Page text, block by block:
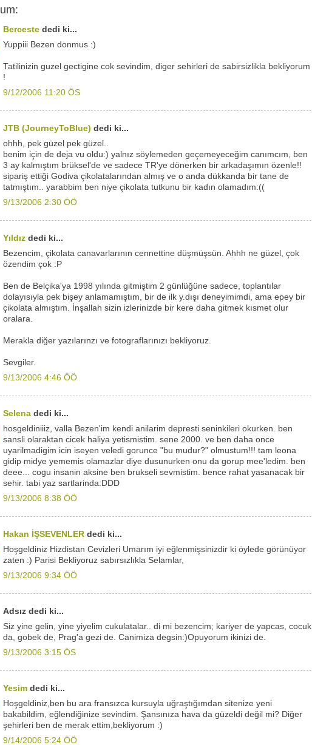
Berceste dedi ki...
Yuppiii Bezen donmus :)
Tatilinizin guzel gectigine cok sevindim, diger sehirleri de sabirsizlikla bekliyorum
!
9/12/2006 11:20 ÖS
JTB (JourneyToBlue) dedi ki...
ohhh, pek güzel pek güzel..
benim için de deja vu oldu:) yalnız söylemeden geçemeyeceğim canımcım, ben
3 ay kalmıştım brüksel'de ve sadece TR'ye dönerken bir arkadaşımın özenle!!
sipariş ettiği Godiva çikolatalarından almış ve o anda dükkanda bir tane de
tatmıştım.. yarabbim ben niye çikolata tutkunu bir kadın olamadım:((
9/13/2006 2:30 ÖÖ
Yıldız dedi ki...
Bezencim, çikolata canavarlarının cennettine düşmüşsün. Ahhh ne güzel, çok
özendim çok :P
Ben de Belçika'ya 1998 yılında gitmiştim 2 günlüğüne sadece, toplantılar
dolayısıyla pek bişey anlamamıştım, bir de ilk y.dışı deneyimimdi, ama epey bir
çikolata almıştım. İnşallah sizin izlerinizde bir kere daha gitmek kısmet olur
oralara.
Merakla diğer yazılarınzı ve fotograflarınızı bekliyoruz.
Sevgiler.
9/13/2006 4:46 ÖÖ
Selena dedi ki...
hosgeldiniiiz, valla Bezen'im kendi anilarim depresti seninkileri okurken. ben
sansli olaraktan cicek haliya yetismistim. sene 2000. ve ben daha once
uyarilmadigim icin iseyen veledi gorunce "bu mudur?" olmustum!!! tam leona
gidip midye yememis olamazlar diye dusunurken onu da gorup mee'ledim. ben
deee... cogu insanin aksine ben brukseli sevmistim. bence rahat yasanacak bir
sehir. tabi yaz sartlarinda:DDD
9/13/2006 8:38 ÖÖ
Hakan İŞSEVENLER dedi ki...
Hoşgeldiniz Hizdistan Cevizleri Umarım iyi eğlenmişsinizdir ki öylede görünüyor
zaten :) Parisi Bekliyoruz sabırsızlıkla Selamlar,
9/13/2006 9:34 ÖÖ
Adsız dedi ki...
Siz yine gelin, yine yiyelim cukulatalar.. di mi bezencim; kariyer de yapcas, cocuk
da, gobek de, Prag'a gezi de. Canimiza degsin:)Opuyorum ikinizi de.
9/13/2006 3:15 ÖS
Yesim dedi ki...
Hoşgeldiniz,ben bu ara fransızca kursuyla uğraştığımdan sitenize yeni
bakabildim, eğlendiğinize sevindim. Şansınıza hava da güzeldi değil mi? Diğer
şehirleri ben de merak ettim,bekliyorum :)
9/14/2006 5:24 ÖÖ